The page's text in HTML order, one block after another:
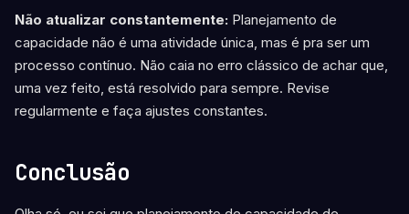
Não atualizar constantemente: Planejamento de
capacidade não é uma atividade única, mas é pra ser um
processo contínuo. Não caia no erro clássico de achar que,
uma vez feito, está resolvido para sempre. Revise
regularmente e faça ajustes constantes.
Conclusão